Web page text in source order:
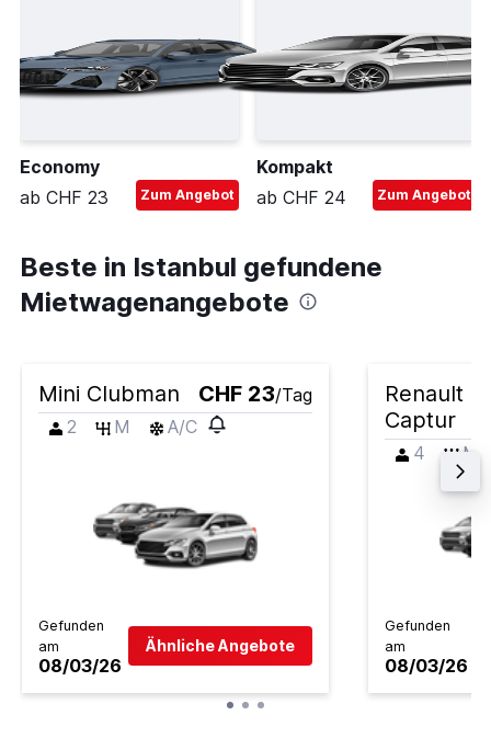
Economy
ab CHF 23
Zum Angebot
Kompakt
ab CHF 24
Zum Angebot
Beste in Istanbul gefundene
Mietwagenangebote
Mini Clubman CHF 23/Tag
2
M A/C
Gefunden
am
08/03/26
Ähnliche Angebote
Renault
Captur
4 M
Gefunden
am
08/03/26